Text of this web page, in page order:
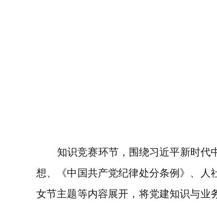
知识竞赛环节，围绕习近平新时代
想、《中国共产党纪律处分条例》、人
女节主题等内容展开，将党建知识与业